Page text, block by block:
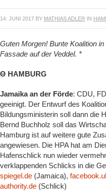
14. JUNI 2017 BY MATHIAS ADLER IN
Guten Morgen! Bunte Koalition
Fassade auf der Veddel. *
Θ HAMBURG
Jamaika an der Förde: CDU,
geeinigt. Der Entwurf des
Bildungsministerin soll dann die
Bernd Buchholz soll das
Hamburg ist auf weitere gute
angewiesen. Die HPA hat am
Hafenschlick nun wieder
verklappenden Schlicks in die
spiegel.de (Jamaica),
authority.de (Schlick)